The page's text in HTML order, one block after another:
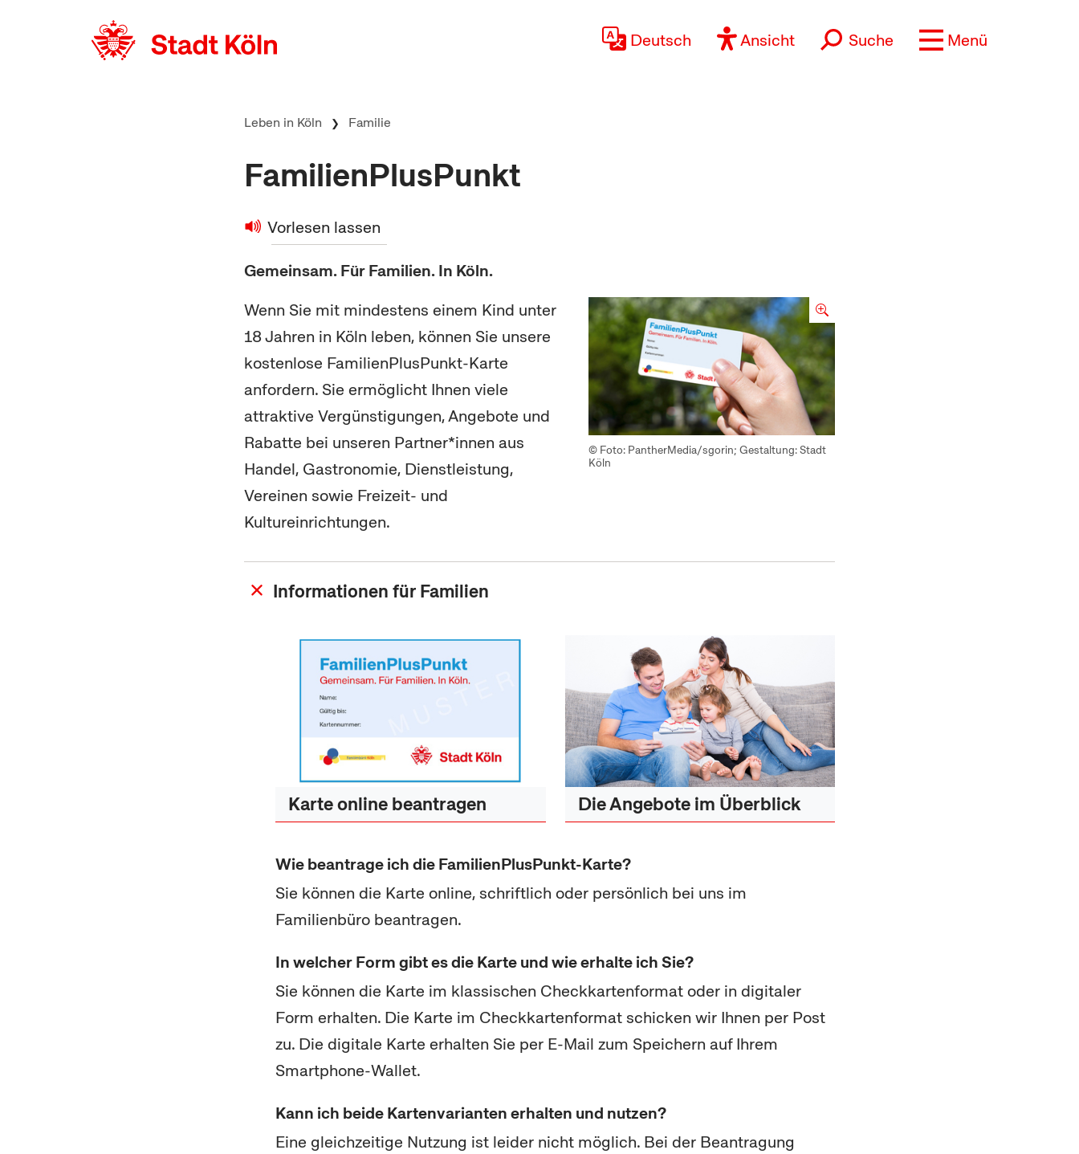
Deutsch
Ansicht Suche Menü
Leben in Köln Familie
FamilienPlusPunkt
Vorlesen lassen
Gemeinsam. Für Familien. In Köln.
© Foto: PantherMedia/sgorin; Gestaltung: Stadt
Köln
Wenn Sie mit mindestens einem Kind unter
18 Jahren in Köln leben, können Sie unsere
kostenlose FamilienPlusPunkt-Karte
anfordern. Sie ermöglicht Ihnen viele
attraktive Vergünstigungen, Angebote und
Rabatte bei unseren Partner*innen aus
Handel, Gastronomie, Dienstleistung,
Vereinen sowie Freizeit- und
Kultureinrichtungen.
Informationen für Familien
Karte online beantragen Die Angebote im Überblick
Wie beantrage ich die FamilienPlusPunkt-Karte?
Sie können die Karteonline, schriftlich oder persönlich bei uns im
Familienbüro beantragen.
In welcher Form gibt es die Karte und wie erhalte ich Sie?
Sie können die Karte im klassischen Checkkartenformat oder in digitaler
Form erhalten. Die Karte im Checkkartenformat schicken wir Ihnen per Post
zu. Die digitale Karte erhalten Sie per E-Mail zum Speichern auf Ihrem
Smartphone-Wallet.
Kann ich beide Kartenvarianten erhalten und nutzen?
Eine gleichzeitige Nutzung ist leider nicht möglich. Bei der Beantragung